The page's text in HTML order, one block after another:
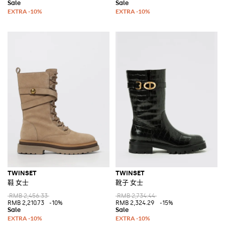
TWINSET
鞋 女士
RMB 2,456.33
RMB 2,210.73
-10%
TWINSET
靴子 女士
RMB 2,734.44
RMB 2,324.29
-15%